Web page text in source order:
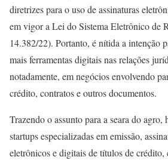
diretrizes para o uso de assinaturas
em vigor a Lei do Sistema Eletrônico de
14.382/22). Portanto, é nítida a intenção
mais ferramentas digitais nas relações
notadamente, em negócios envolvendo
crédito, contratos e outros documentos.
Trazendo o assunto para a seara do agro,
startups especializadas em emissão,
eletrônicos e digitais de títulos de crédito,